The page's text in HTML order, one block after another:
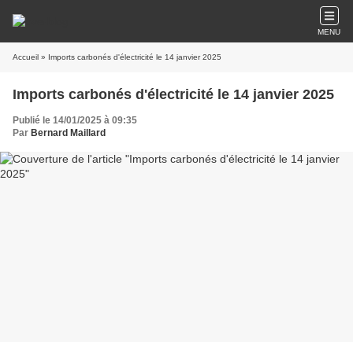
MENU
Accueil » Imports carbonés d'électricité le 14 janvier 2025
Imports carbonés d'électricité le 14 janvier 2025
Publié le 14/01/2025 à 09:35
Par Bernard Maillard